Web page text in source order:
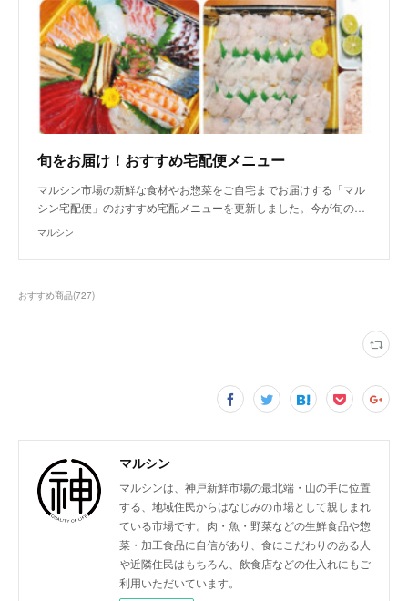
旬をお届け！おすすめ宅配便メニュー
マルシン市場の新鮮な食材やお惣菜をご自宅までお届けする「マル
シン宅配便」のおすすめ宅配メニューを更新しました。今が旬の…
マルシン
おすすめ商品(727)
マルシン
マルシンは、神戸新鮮市場の最北端・山の手に位置
する、地域住民からはなじみの市場として親しまれ
ている市場です。肉・魚・野菜などの生鮮食品や惣
菜・加工食品に自信があり、食にこだわりのある人
や近隣住民はもちろん、飲食店などの仕入れにもご
利用いただいています。